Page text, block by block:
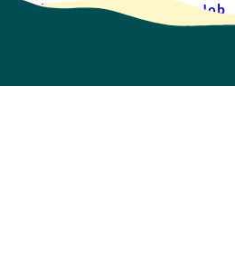
Oversigt over selvbetjeningJob